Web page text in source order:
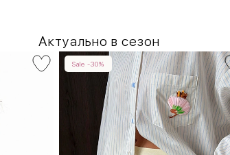
Актуально в сезон
Sale -30%